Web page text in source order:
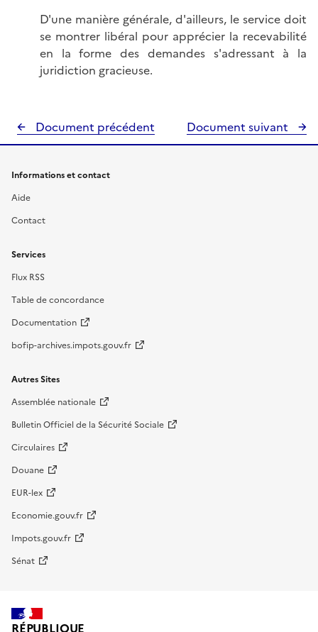
D'une manière générale, d'ailleurs, le service doit
se montrer libéral pour apprécier la recevabilité
en la forme des demandes s'adressant à la
juridiction gracieuse.
Document précédent Document suivant
Informations et contact
Aide
Contact
Services
Flux RSS
Table de concordance
Documentation
bofip-archives.impots.gouv.fr
Autres Sites
Assemblée nationale
Bulletin Officiel de la Sécurité Sociale
Circulaires
Douane
EUR-lex
Economie.gouv.fr
Impots.gouv.fr
Sénat